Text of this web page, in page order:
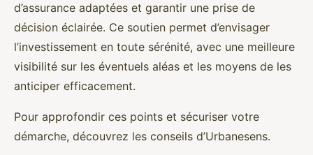
d’assurance adaptées et garantir une prise de
décision éclairée. Ce soutien permet d’envisager
l’investissement en toute sérénité, avec une meilleure
visibilité sur les éventuels aléas et les moyens de les
anticiper efficacement.
Pour approfondir ces points et sécuriser votre
démarche, découvrez les conseils d’Urbanesens.